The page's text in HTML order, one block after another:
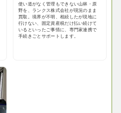
使い道がなく管理もできない山林・原
野を、ランクス株式会社が現況のまま
買取。境界が不明、相続したが現地に
行けない、固定資産税だけ払い続けて
いるといったご事情に、専門家連携で
手続きごとサポートします。